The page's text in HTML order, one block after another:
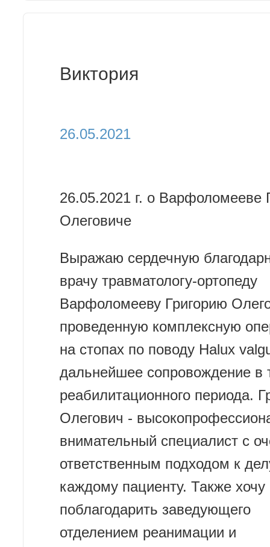
Виктория
26.05.2021
26.05.2021 г. о Варфоломееве
Олеговиче
Выражаю сердечную
врачу травматологу-ортопеду
Варфоломееву Григорию
проведенную комплексную
на стопах по поводу Halux
дальнейшее сопровождение в
реабилитационного периода.
Олегович -
внимательный специалист с
ответственным подходом к
каждому пациенту. Также хочу
поблагодарить заведующего
отделением реанимации и